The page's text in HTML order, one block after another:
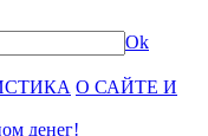
Ok
О САЙТЕ И
денег!